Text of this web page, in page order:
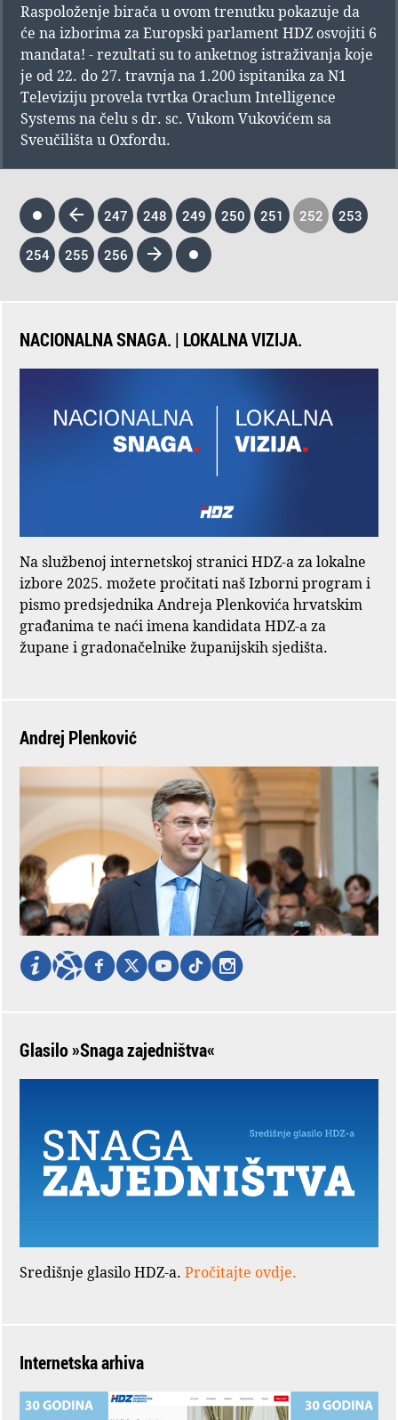
Raspoloženje birača u ovom trenutku pokazuje da
će na izborima za Europski parlament HDZ osvojiti 6
mandata! - rezultati su to anketnog istraživanja koje
je od 22. do 27. travnja na 1.200 ispitanika za N1
Televiziju provela tvrtka Oraclum Intelligence
Systems na čelu s dr. sc. Vukom Vukovićem sa
Sveučilišta u Oxfordu.
247 248 249 250 251 252 253
254 255 256
NACIONALNA SNAGA. | LOKALNA VIZIJA.
Na službenoj internetskoj stranici HDZ-a za lokalne
izbore 2025. možete pročitati naš Izborni program i
pismo predsjednika Andreja Plenkovića hrvatskim
građanima te naći imena kandidata HDZ-a za
župane i gradonačelnike županijskih sjedišta.
Andrej Plenković
Glasilo »Snaga zajedništva«
Središnje glasilo HDZ-a. Pročitajte ovdje.
Internetska arhiva